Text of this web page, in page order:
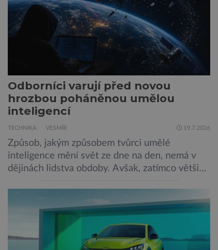
Odborníci varují před novou
hrozbou poháněnou umělou
inteligencí
TECHNIKA VESMÍR 19.7.2026
Způsob, jakým způsobem tvůrci umělé
inteligence mění svět ze dne na den, nemá v
dějinách lidstva obdoby. Avšak, zatímco většina
bezpečnostní experti upozorňují na mnohem
méně nápadné riziko. Podle některých
odborníků by už během příštích dvou let mohly
pokročilé systémy AI výrazně usnadnit